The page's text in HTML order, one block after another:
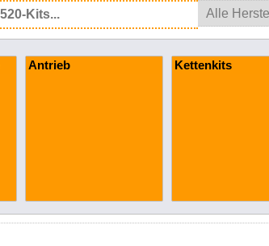
Antrieb Kettenkits